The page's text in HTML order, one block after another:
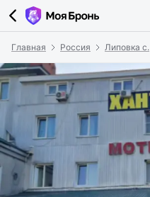
Главная Россия Липовка с.